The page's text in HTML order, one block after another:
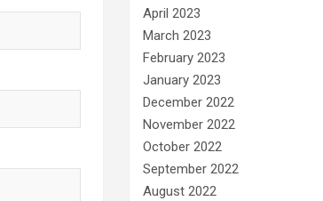
April 2023
March 2023
February 2023
January 2023
December 2022
November 2022
October 2022
September 2022
August 2022